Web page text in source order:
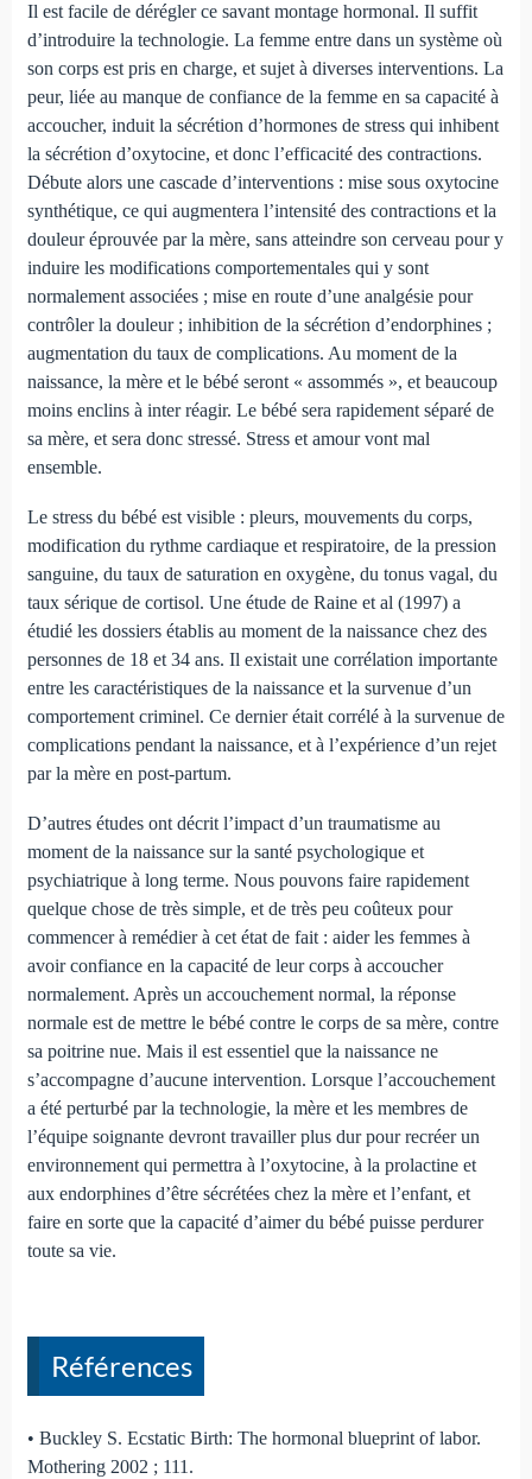
Il est facile de dérégler ce savant montage hormonal. Il suffit
d’introduire la technologie. La femme entre dans un système où
son corps est pris en charge, et sujet à diverses interventions. La
peur, liée au manque de confiance de la femme en sa capacité à
accoucher, induit la sécrétion d’hormones de stress qui inhibent
la sécrétion d’oxytocine, et donc l’efficacité des contractions.
Débute alors une cascade d’interventions : mise sous oxytocine
synthétique, ce qui augmentera l’intensité des contractions et la
douleur éprouvée par la mère, sans atteindre son cerveau pour y
induire les modifications comportementales qui y sont
normalement associées ; mise en route d’une analgésie pour
contrôler la douleur ; inhibition de la sécrétion d’endorphines ;
augmentation du taux de complications. Au moment de la
naissance, la mère et le bébé seront « assommés », et beaucoup
moins enclins à inter réagir. Le bébé sera rapidement séparé de
sa mère, et sera donc stressé. Stress et amour vont mal
ensemble.
Le stress du bébé est visible : pleurs, mouvements du corps,
modification du rythme cardiaque et respiratoire, de la pression
sanguine, du taux de saturation en oxygène, du tonus vagal, du
taux sérique de cortisol. Une étude de Raine et al (1997) a
étudié les dossiers établis au moment de la naissance chez des
personnes de 18 et 34 ans. Il existait une corrélation importante
entre les caractéristiques de la naissance et la survenue d’un
comportement criminel. Ce dernier était corrélé à la survenue de
complications pendant la naissance, et à l’expérience d’un rejet
par la mère en post-partum.
D’autres études ont décrit l’impact d’un traumatisme au
moment de la naissance sur la santé psychologique et
psychiatrique à long terme. Nous pouvons faire rapidement
quelque chose de très simple, et de très peu coûteux pour
commencer à remédier à cet état de fait : aider les femmes à
avoir confiance en la capacité de leur corps à accoucher
normalement. Après un accouchement normal, la réponse
normale est de mettre le bébé contre le corps de sa mère, contre
sa poitrine nue. Mais il est essentiel que la naissance ne
s’accompagne d’aucune intervention. Lorsque l’accouchement
a été perturbé par la technologie, la mère et les membres de
l’équipe soignante devront travailler plus dur pour recréer un
environnement qui permettra à l’oxytocine, à la prolactine et
aux endorphines d’être sécrétées chez la mère et l’enfant, et
faire en sorte que la capacité d’aimer du bébé puisse perdurer
toute sa vie.
Références
• Buckley S. Ecstatic Birth: The hormonal blueprint of labor.
Mothering 2002 ; 111.